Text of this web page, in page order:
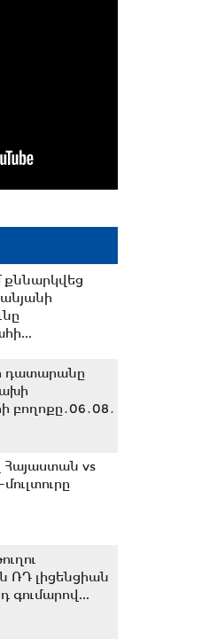
քննարկվեց
դատարանը
բողոքը․06․08․
Հայաստան vs
ՌԴ լիցենցիան
գումարով...